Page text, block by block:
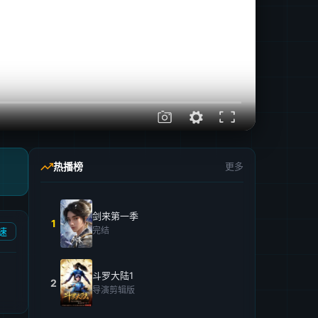
热播榜 更多
1
剑来第一季
完结
2
斗罗大陆1
导演剪辑版